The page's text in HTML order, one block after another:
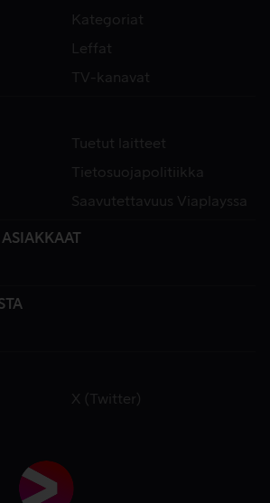
Kategoriat
Leffat
TV-kanavat
Tuetut laitteet
Tietosuojapolitiikka
Saavutettavuus Viaplayssa
X (Twitter)